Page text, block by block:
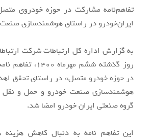
تفاهم‌نامه مشارکت در حوزه خودروی
ایران‌خودرو در راستای هوشمندسازی
به گزارش اداره کل ارتباطات شرکت
روز گذشته ششم
در حوزه خودرو متصل» در راستای تحقق
هوشمندسازی صنعت خودرو و حمل و نقل
گروه صنعتی ایران خودرو امضا شد.
این تفاهم نامه به دنبال کاهش هزینه